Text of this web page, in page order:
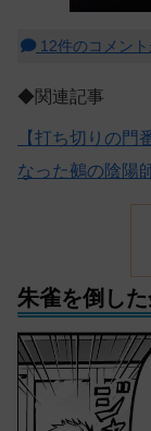
12件のコメン
◆関連記事
【打ち切りの門
なった鵺の陰陽
朱雀を倒し